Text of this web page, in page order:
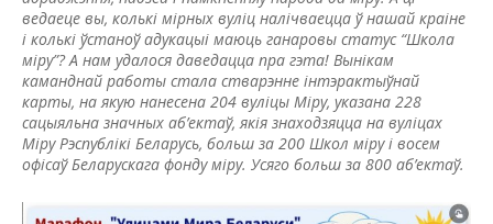
ведаеце вы, колькі мірных вуліц налічваецца ў нашай краіне
і колькі ўстаноў адукацыі маюць ганаровы статус “Школа
міру”? А нам удалося даведацца пра гэта! Вынікам
каманднай работы стала стварэнне інтэрактыўнай
карты, на якую нанесена 204 вуліцы Міру, указана 228
сацыяльна значных аб’ектаў, якія знаходзяцца на вуліцах
Міру Рэспублікі Беларусь, больш за 200 Школ міру і восем
офісаў Беларускага фонду міру. Усяго больш за 800 аб’ектаў.